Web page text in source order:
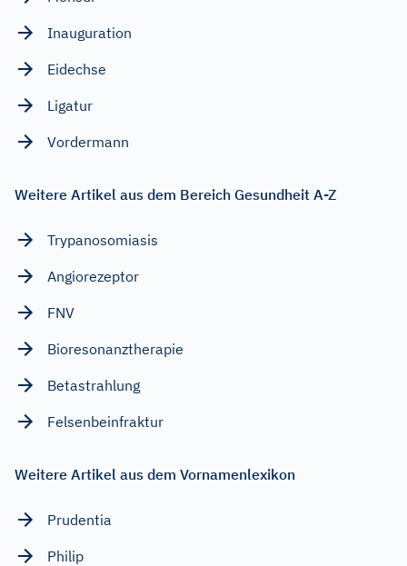
Inauguration
Eidechse
Ligatur
Vordermann
Weitere Artikel aus dem Bereich Gesundheit A-Z
Trypanosomiasis
Angiorezeptor
FNV
Bioresonanztherapie
Betastrahlung
Felsenbeinfraktur
Weitere Artikel aus dem Vornamenlexikon
Prudentia
Philip